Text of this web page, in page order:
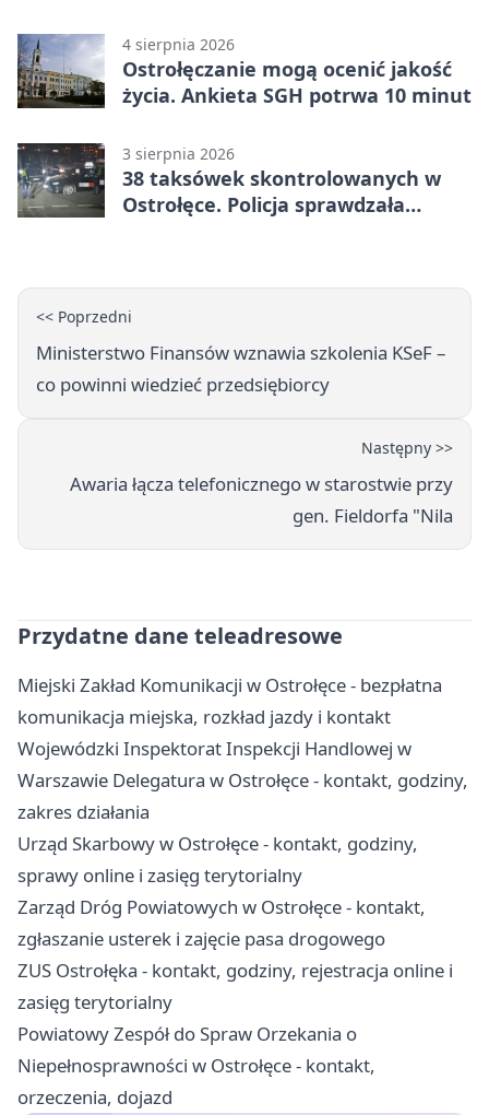
4 sierpnia 2026
Ostrołęczanie mogą ocenić jakość
życia. Ankieta SGH potrwa 10 minut
3 sierpnia 2026
38 taksówek skontrolowanych w
Ostrołęce. Policja sprawdzała
<< Poprzedni
Ministerstwo Finansów wznawia szkolenia KSeF –
co powinni wiedzieć przedsiębiorcy
Następny >>
Awaria łącza telefonicznego w starostwie przy
gen. Fieldorfa "Nila
Przydatne dane teleadresowe
Miejski Zakład Komunikacji w Ostrołęce - bezpłatna
komunikacja miejska, rozkład jazdy i kontakt
Wojewódzki Inspektorat Inspekcji Handlowej w
Warszawie Delegatura w Ostrołęce - kontakt, godziny,
zakres działania
Urząd Skarbowy w Ostrołęce - kontakt, godziny,
sprawy online i zasięg terytorialny
Zarząd Dróg Powiatowych w Ostrołęce - kontakt,
zgłaszanie usterek i zajęcie pasa drogowego
ZUS Ostrołęka - kontakt, godziny, rejestracja online i
zasięg terytorialny
Powiatowy Zespół do Spraw Orzekania o
Niepełnosprawności w Ostrołęce - kontakt,
orzeczenia, dojazd